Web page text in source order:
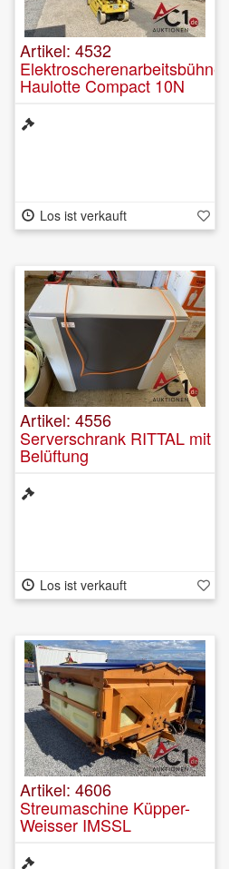
Artikel: 4532
Elektroscherenarbeitsbühne
Haulotte Compact 10N
Los ist verkauft
Artikel: 4556
Serverschrank RITTAL mit
Belüftung
Los ist verkauft
Artikel: 4606
Streumaschine Küpper-
Weisser IMSSL